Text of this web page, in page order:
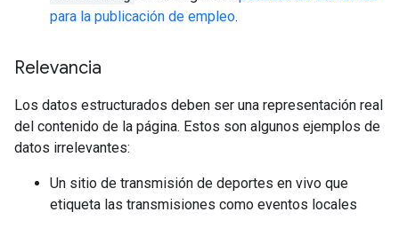
para la publicación de empleo.
Relevancia
Los datos estructurados deben ser una representación real
del contenido de la página. Estos son algunos ejemplos de
datos irrelevantes:
Un sitio de transmisión de deportes en vivo que
etiqueta las transmisiones como eventos locales